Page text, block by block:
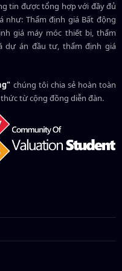
tin được tổng hợp với đầy đủ
như: Thẩm định giá Bất động
giá máy móc thiết bị, thẩm
dự án đầu tư, thẩm định giá
chúng tôi chia sẻ hoàn toàn
từ cộng đồng diễn đàn.